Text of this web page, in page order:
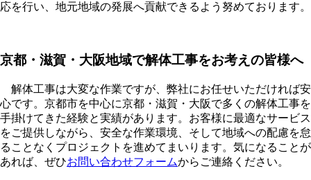
応を行い、地元地域の発展へ貢献できるよう努めております。
京都・滋賀・大阪地域で解体工事をお考えの皆様へ
解体工事は大変な作業ですが、弊社にお任せいただければ安
心です。京都市を中心に京都・滋賀・大阪で多くの解体工事を
手掛けてきた経験と実績があります。お客様に最適なサービス
をご提供しながら、安全な作業環境、そして地域への配慮を怠
ることなくプロジェクトを進めてまいります。気になることが
あれば、ぜひお問い合わせフォームからご連絡ください。